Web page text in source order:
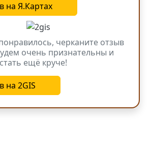
на Я.Картах
черканите отзыв
очень признательны и
ещё круче!
на 2GIS